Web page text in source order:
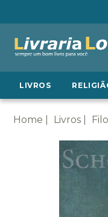
LIVROS
Home Livros